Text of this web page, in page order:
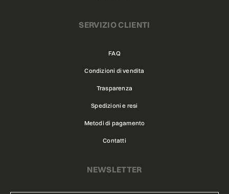
SERVIZIO CLIENTI
FAQ
Condizioni di vendita
Trasparenza
Spedizioni e resi
Metodi di pagamento
Contatti
NEWSLETTER